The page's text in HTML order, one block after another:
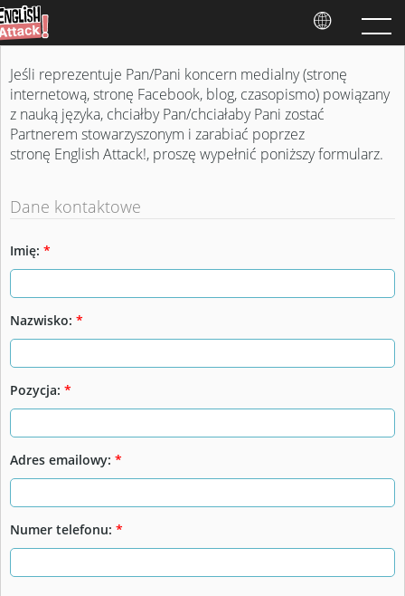
Jeśli reprezentuje Pan/Pani koncern medialny (stronę
internetową, stronę Facebook, blog, czasopismo) powiązany
z nauką języka, chciałby Pan/chciałaby Pani zostać
Partnerem stowarzyszonym i zarabiać poprzez
stronę English Attack!, proszę wypełnić poniższy formularz.
Dane kontaktowe
Imię: *
Nazwisko: *
Pozycja: *
Adres emailowy: *
Numer telefonu: *